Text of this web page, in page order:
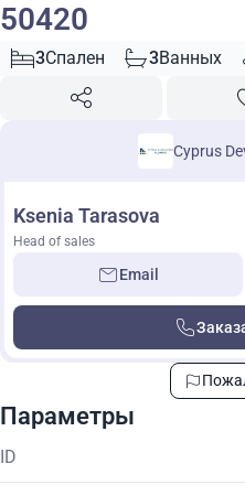
50420
3Спален 3Ванных
Cyprus
Ksenia Tarasova
Head of sales
Email
Параметры
ID